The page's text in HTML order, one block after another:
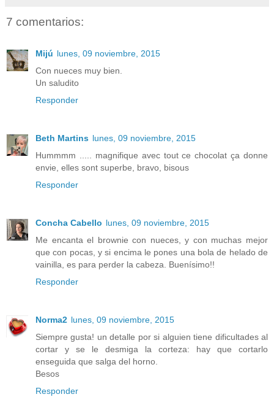
7 comentarios:
Mijú lunes, 09 noviembre, 2015
Con nueces muy bien.
Un saludito
Responder
Beth Martins lunes, 09 noviembre, 2015
Hummmm ..... magnifique avec tout ce chocolat ça donne
envie, elles sont superbe, bravo, bisous
Responder
Concha Cabello lunes, 09 noviembre, 2015
Me encanta el brownie con nueces, y con muchas mejor
que con pocas, y si encima le pones una bola de helado de
vainilla, es para perder la cabeza. Buenísimo!!
Responder
Norma2 lunes, 09 noviembre, 2015
Siempre gusta! un detalle por si alguien tiene dificultades al
cortar y se le desmiga la corteza: hay que cortarlo
enseguida que salga del horno.
Besos
Responder